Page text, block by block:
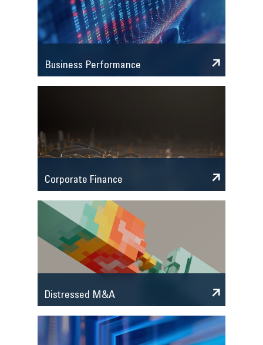
Business Performance
Corporate Finance
Distressed M&A